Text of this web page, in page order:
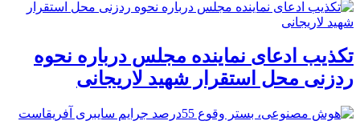
تکذیب ادعای نماینده مجلس درباره نحوه
ردزنی محل استقرار شهید لاریجانی